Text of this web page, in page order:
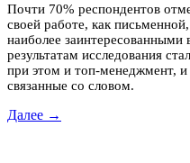
Почти 70% респондентов
своей работе, как
наиболее заинтересованными
результатам исследования
при этом и топ-менеджмент,
связанные со словом.
Далее →